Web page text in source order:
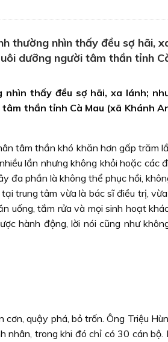
thường nhìn thấy đều sợ hãi,
dưỡng người tâm thần tỉnh
thấy đều sợ hãi, xa lánh;
thần tỉnh Cà Mau (xã Khánh
tâm thần khó khăn hơn gấp trăm
lần nhưng không khỏi hoặc các
đa phần là không thể phục hồi,
trung tâm vừa là bác sĩ điều trị,
uống, tắm rửa và mọi sinh hoạt
hành động, lời nói cũng như
quậy phá, bỏ trốn. Ông Triệu
nhân, trong khi đó chỉ có 30 cán bộ.